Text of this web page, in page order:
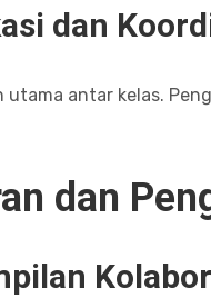
dan
antar kelas.
dan